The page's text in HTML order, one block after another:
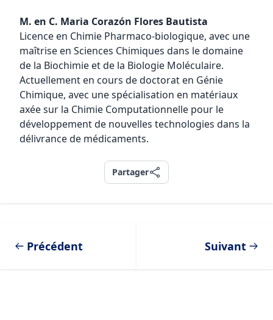
M. en C. Maria Corazón Flores Bautista
Licence en Chimie Pharmaco-biologique, avec une
maîtrise en Sciences Chimiques dans le domaine
de la Biochimie et de la Biologie Moléculaire.
Actuellement en cours de doctorat en Génie
Chimique, avec une spécialisation en matériaux
axée sur la Chimie Computationnelle pour le
développement de nouvelles technologies dans la
délivrance de médicaments.
Partager
Partager
Précédent Suivant